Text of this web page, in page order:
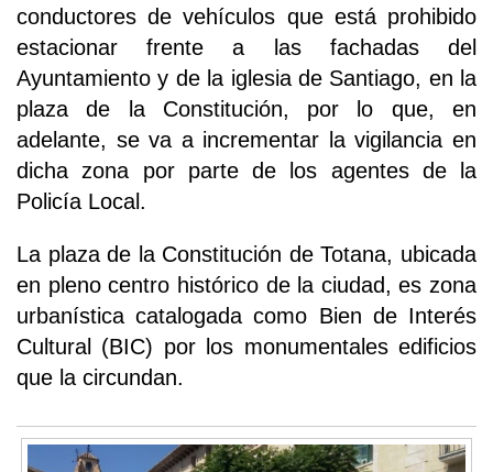
conductores de vehículos que está prohibido
estacionar frente a las fachadas del
Ayuntamiento y de la iglesia de Santiago, en la
plaza de la Constitución, por lo que, en
adelante, se va a incrementar la vigilancia en
dicha zona por parte de los agentes de la
Policía Local.
La plaza de la Constitución de Totana, ubicada
en pleno centro histórico de la ciudad, es zona
urbanística catalogada como Bien de Interés
Cultural (BIC) por los monumentales edificios
que la circundan.